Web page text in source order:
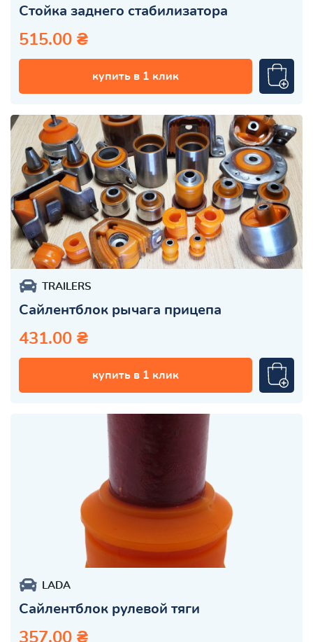
Стойка заднего стабилизатора
515.00 ₴
купить в 1 клик
TRAILERS
Сайлентблок рычага прицепа
431.00 ₴
купить в 1 клик
LADA
Сайлентблок рулевой тяги
357.00 ₴